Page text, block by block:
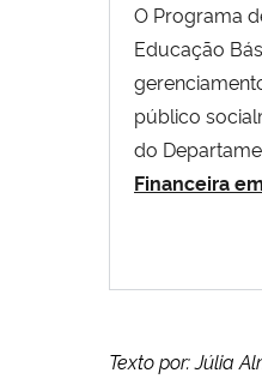
O Programa
Educação
público
do
Financeira
Texto por: Júlia